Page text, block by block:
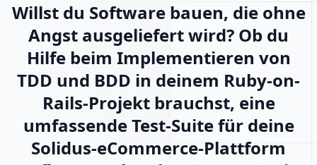
Willst du Software bauen, die ohne
Angst ausgeliefert wird? Ob du
Hilfe beim Implementieren von
TDD und BDD in deinem Ruby-on-
Rails-Projekt brauchst, eine
umfassende Test-Suite für deine
Solidus-eCommerce-Plattform